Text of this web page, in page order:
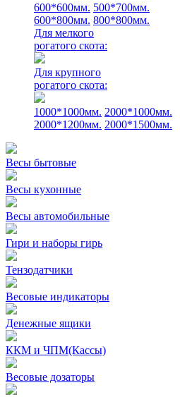
600*600мм. 500*700мм.
600*800мм. 800*800мм.
Для мелкого
рогатого скота:
Для крупного
рогатого скота:
1000*1000мм. 2000*1000мм.
2000*1200мм. 2000*1500мм.
Весы бытовые
Весы кухонные
Весы автомобильные
Гири и наборы гирь
Тензодатчики
Весовые индикаторы
Денежные ящики
ККМ и ЧПМ(Кассы)
Весовые дозаторы